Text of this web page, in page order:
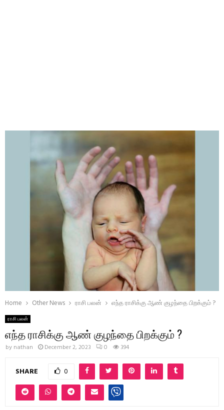
Home Other News ராசி பலன் எந்த ராசிக்கு ஆண் குழந்தை பிறக்கும் ?
ராசி பலன்
எந்த ராசிக்கு ஆண் குழந்தை பிறக்கும் ?
by nathan December 2, 2023 0 394
SHARE 0